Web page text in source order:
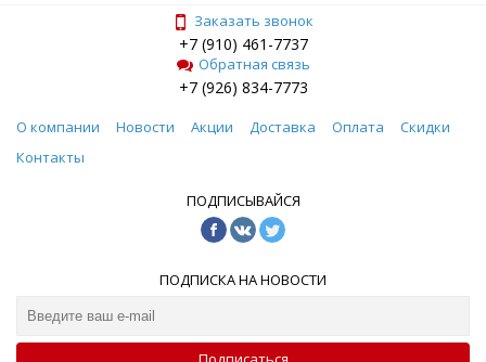
Заказать звонок
+7 (910) 461-7737
Обратная связь
+7 (926) 834-7773
О компании Новости Акции Доставка Оплата
Скидки
Контакты
ПОДПИСЫВАЙСЯ
ПОДПИСКА НА НОВОСТИ